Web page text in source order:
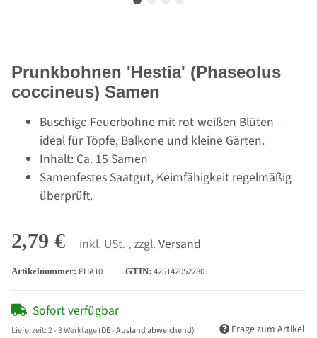
Prunkbohnen 'Hestia' (Phaseolus
coccineus) Samen
Buschige Feuerbohne mit rot-weißen Blüten –
ideal für Töpfe, Balkone und kleine Gärten.
Inhalt: Ca. 15 Samen
Samenfestes Saatgut, Keimfähigkeit regelmäßig
überprüft.
2,79 € inkl. USt. , zzgl. Versand
Artikelnummer: PHA10 GTIN: 4251420522801
Sofort verfügbar
Lieferzeit:2 - 3 Werktage(DE - Ausland abweichend) Frage zum Artikel